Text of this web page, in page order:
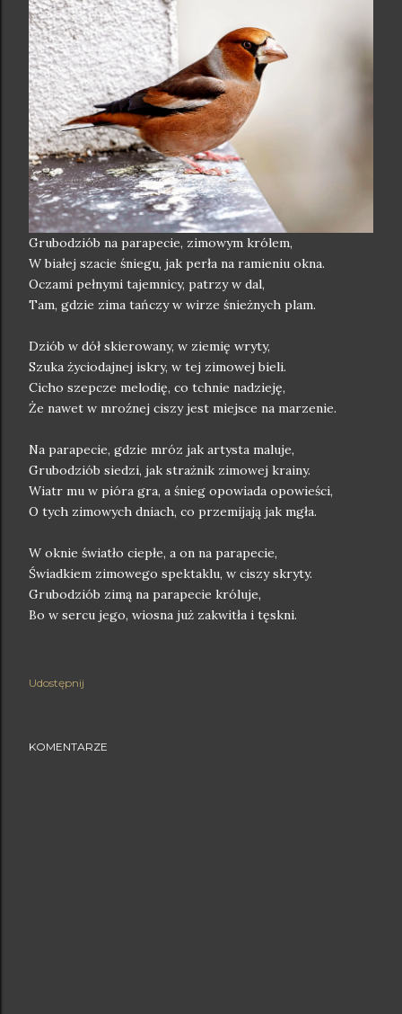
Grubodziób na parapecie, zimowym królem,
W białej szacie śniegu, jak perła na ramieniu okna.
Oczami pełnymi tajemnicy, patrzy w dal,
Tam, gdzie zima tańczy w wirze śnieżnych plam.
Dziób w dół skierowany, w ziemię wryty,
Szuka życiodajnej iskry, w tej zimowej bieli.
Cicho szepcze melodię, co tchnie nadzieję,
Że nawet w mroźnej ciszy jest miejsce na marzenie.
Na parapecie, gdzie mróz jak artysta maluje,
Grubodziób siedzi, jak strażnik zimowej krainy.
Wiatr mu w pióra gra, a śnieg opowiada opowieści,
O tych zimowych dniach, co przemijają jak mgła.
W oknie światło ciepłe, a on na parapecie,
Świadkiem zimowego spektaklu, w ciszy skryty.
Grubodziób zimą na parapecie króluje,
Bo w sercu jego, wiosna już zakwitła i tęskni.
Udostępnij
KOMENTARZE